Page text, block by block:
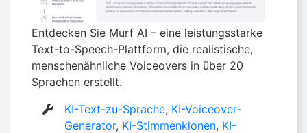
Entdecken Sie Murf AI – eine leistungsstarke
Text-to-Speech-Plattform, die realistische,
menschenähnliche Voiceovers in über 20
Sprachen erstellt.
KI-Text-zu-Sprache, KI-Voiceover-
Generator, KI-Stimmenklonen, KI-